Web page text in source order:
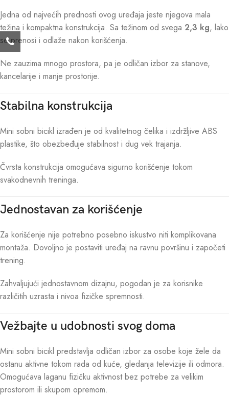
Jedna od najvećih prednosti ovog uređaja jeste njegova mala
težina i kompaktna konstrukcija. Sa težinom od svega 2,3 kg, lako
se prenosi i odlaže nakon korišćenja.
Ne zauzima mnogo prostora, pa je odličan izbor za stanove,
kancelarije i manje prostorije.
Stabilna konstrukcija
Mini sobni bicikl izrađen je od kvalitetnog čelika i izdržljive ABS
plastike, što obezbeđuje stabilnost i dug vek trajanja.
Čvrsta konstrukcija omogućava sigurno korišćenje tokom
svakodnevnih treninga.
Jednostavan za korišćenje
Za korišćenje nije potrebno posebno iskustvo niti komplikovana
montaža. Dovoljno je postaviti uređaj na ravnu površinu i započeti
trening.
Zahvaljujući jednostavnom dizajnu, pogodan je za korisnike
različitih uzrasta i nivoa fizičke spremnosti.
Vežbajte u udobnosti svog doma
Mini sobni bicikl predstavlja odličan izbor za osobe koje žele da
ostanu aktivne tokom rada od kuće, gledanja televizije ili odmora.
Omogućava laganu fizičku aktivnost bez potrebe za velikim
prostorom ili skupom opremom.